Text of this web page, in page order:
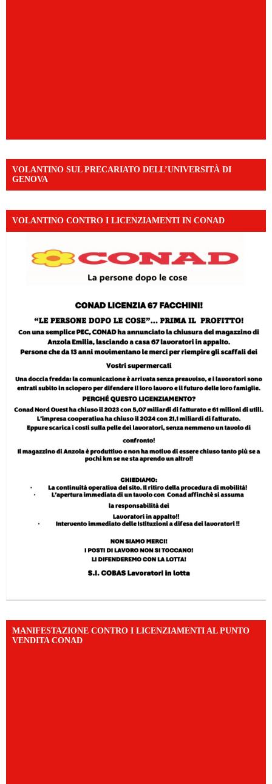
VOLANTINO SUL PRECARIATO DELL’UNIVERSITÀ DI
GENOVA
VOLANTINO CONTRO I LICENZIAMENTI IN CONAD
MANIFESTAZIONE CONTRO I LICENZIAMENTI AL PUNTO
VENDITA CONAD